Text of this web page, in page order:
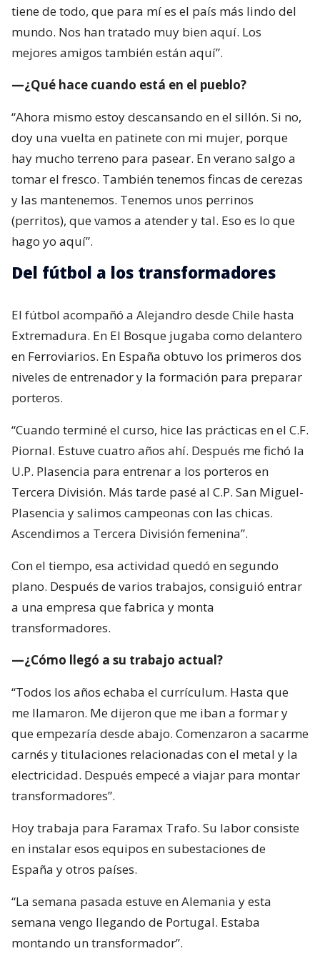
tiene de todo, que para mí es el país más lindo del
mundo. Nos han tratado muy bien aquí. Los
mejores amigos también están aquí”.
—¿Qué hace cuando está en el pueblo?
“Ahora mismo estoy descansando en el sillón. Si no,
doy una vuelta en patinete con mi mujer, porque
hay mucho terreno para pasear. En verano salgo a
tomar el fresco. También tenemos fincas de cerezas
y las mantenemos. Tenemos unos perrinos
(perritos), que vamos a atender y tal. Eso es lo que
hago yo aquí”.
Del fútbol a los transformadores
El fútbol acompañó a Alejandro desde Chile hasta
Extremadura. En El Bosque jugaba como delantero
en Ferroviarios. En España obtuvo los primeros dos
niveles de entrenador y la formación para preparar
porteros.
“Cuando terminé el curso, hice las prácticas en el C.F.
Piornal. Estuve cuatro años ahí. Después me fichó la
U.P. Plasencia para entrenar a los porteros en
Tercera División. Más tarde pasé al C.P. San Miguel-
Plasencia y salimos campeonas con las chicas.
Ascendimos a Tercera División femenina”.
Con el tiempo, esa actividad quedó en segundo
plano. Después de varios trabajos, consiguió entrar
a una empresa que fabrica y monta
transformadores.
—¿Cómo llegó a su trabajo actual?
“Todos los años echaba el currículum. Hasta que
me llamaron. Me dijeron que me iban a formar y
que empezaría desde abajo. Comenzaron a sacarme
carnés y titulaciones relacionadas con el metal y la
electricidad. Después empecé a viajar para montar
transformadores”.
Hoy trabaja para Faramax Trafo. Su labor consiste
en instalar esos equipos en subestaciones de
España y otros países.
“La semana pasada estuve en Alemania y esta
semana vengo llegando de Portugal. Estaba
montando un transformador”.